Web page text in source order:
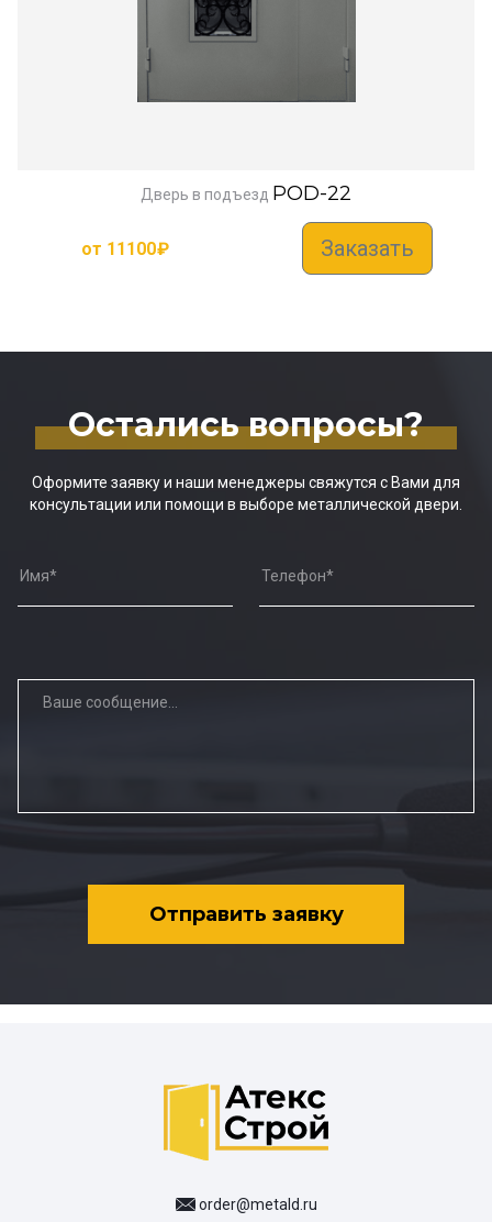
Дверь в подъезд POD-22
от 11100₽ Заказать
Остались вопросы?
Оформите заявку и наши менеджеры свяжутся с Вами для
консультации или помощи в выборе металлической двери.
Отправить заявку
order@metald.ru